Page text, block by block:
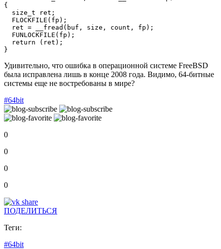
{
  size_t ret;
  FLOCKFILE(fp);
  ret = __fread(buf, size, count, fp);
  FUNLOCKFILE(fp);
  return (ret);
}
Удивительно, что ошибка в операционной системе FreeBSD
была исправлена лишь в конце 2008 года. Видимо, 64-битные
системы еще не востребованы в мире?
#64bit
0
0
0
0
ПОДЕЛИТЬСЯ
Теги:
#64bit